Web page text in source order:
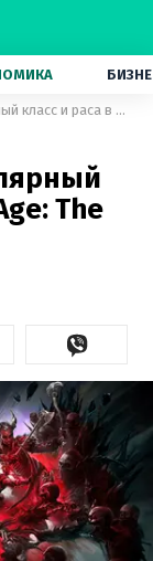
Известны самый популярный класс и раса в Dragon Age: The Veilguard
The